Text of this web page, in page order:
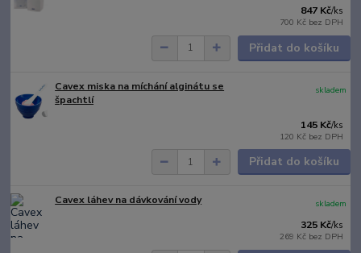
847 Kč/ks
700 Kč bez DPH
Přidat do košíku
Cavex miska na míchání alginátu se
špachtlí
145 Kč/ks
120 Kč bez DPH
skladem
Přidat do košíku
Cavex láhev na dávkování vody
325 Kč/ks
269 Kč bez DPH
skladem